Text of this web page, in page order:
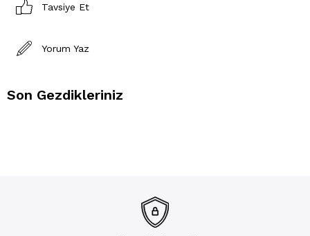
Tavsiye Et
Yorum Yaz
Son Gezdikleriniz